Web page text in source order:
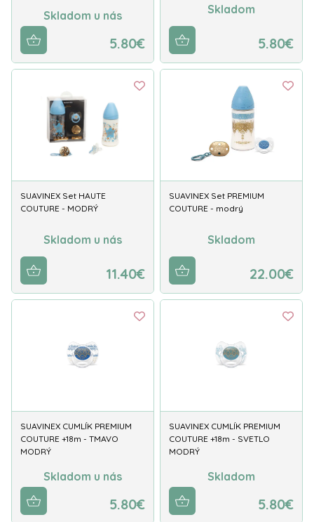
Skladom u nás
5.80€
Skladom
5.80€
SUAVINEX Set HAUTE
COUTURE - MODRÝ
Skladom u nás
11.40€
SUAVINEX Set PREMIUM
COUTURE - modrý
Skladom
22.00€
SUAVINEX CUMLÍK PREMIUM
COUTURE +18m - TMAVO
MODRÝ
Skladom u nás
5.80€
SUAVINEX CUMLÍK PREMIUM
COUTURE +18m - SVETLO
MODRÝ
Skladom
5.80€